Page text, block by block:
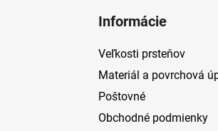
Informácie
Veľkosti prsteňov
Materiál a povrchová
Poštovné
Obchodné podmienky